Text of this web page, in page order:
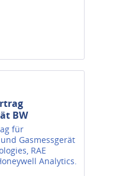
BW
für
Gasmessgerät
RAE
Analytics.